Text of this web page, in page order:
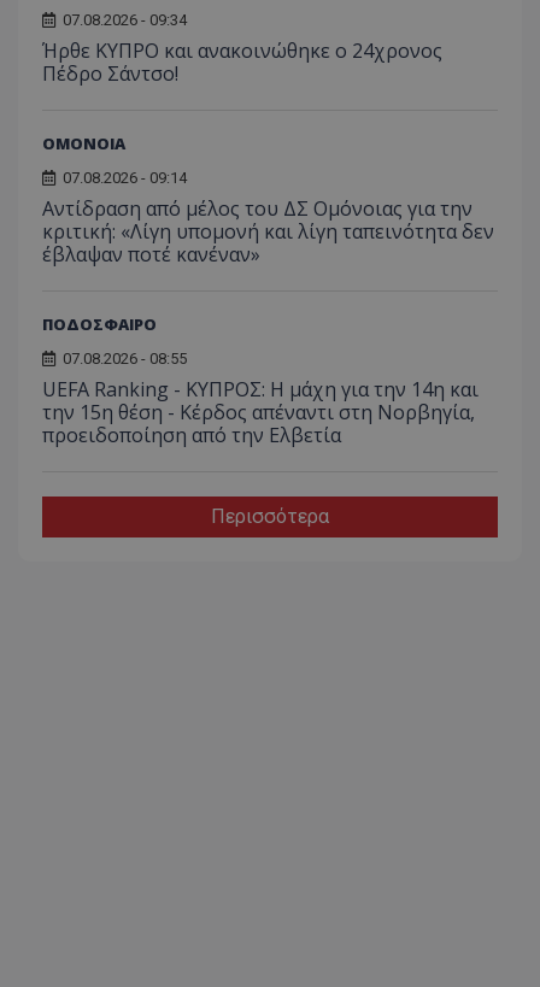
07.08.2026 - 09:34
Ήρθε ΚΥΠΡΟ και ανακοινώθηκε ο 24χρονος
Πέδρο Σάντσο!
ΟΜΟΝΟΙΑ
07.08.2026 - 09:14
Αντίδραση από μέλος του ΔΣ Ομόνοιας για την
κριτική: «Λίγη υπομονή και λίγη ταπεινότητα δεν
έβλαψαν ποτέ κανέναν»
ΠΟΔΟΣΦΑΙΡΟ
07.08.2026 - 08:55
UEFA Ranking - ΚΥΠΡΟΣ: Η μάχη για την 14η και
την 15η θέση - Κέρδος απέναντι στη Νορβηγία,
προειδοποίηση από την Ελβετία
Περισσότερα